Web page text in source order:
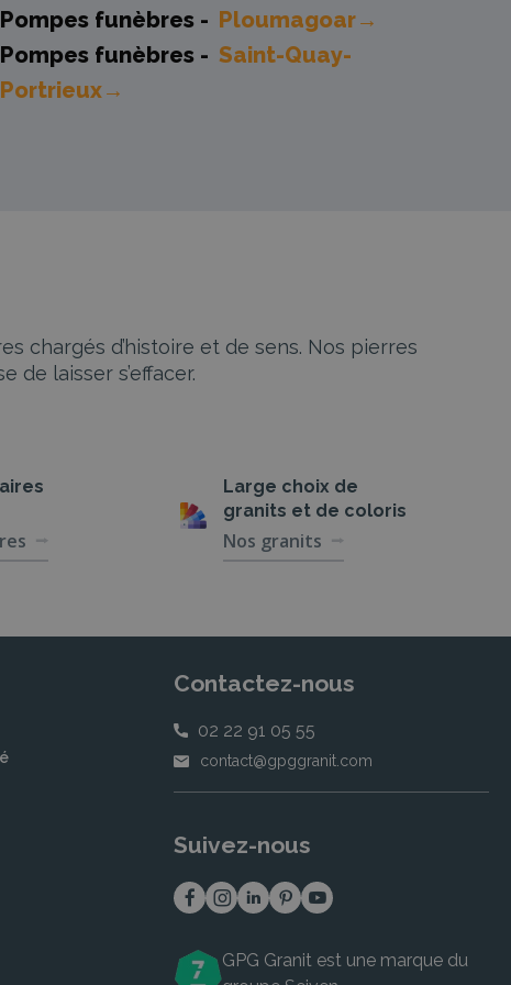
Pompes funèbres - Ploumagoar→
Pompes funèbres - Saint-Quay-
Portrieux→
chargés d’histoire et de sens. Nos pierres
de laisser s’effacer.
Large choix de
granits et de coloris
Nos granits
Contactez-nous
02 22 91 05 55
contact@gpggranit.com
Suivez-nous
GPG Granit est une marque du